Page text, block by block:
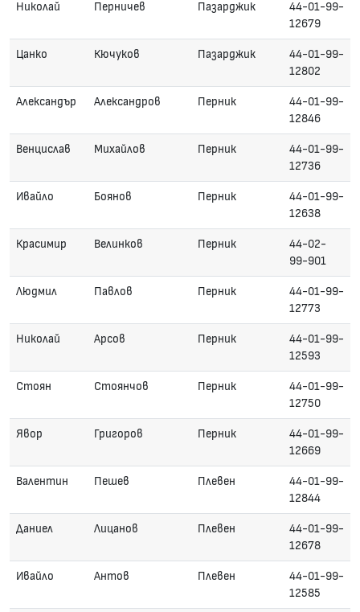
Николай Перничев Пазарджик
44-01-99-
12679
Цанко Кючуков Пазарджик
44-01-99-
12802
Александър Александров Перник
44-01-99-
12846
Венцислав Михайлов Перник
44-01-99-
12736
Ивайло Боянов Перник
44-01-99-
12638
Красимир Велинков Перник
44-02-
99-901
Людмил Павлов Перник
44-01-99-
12773
Николай Арсов Перник
44-01-99-
12593
Стоян Стоянчов Перник
44-01-99-
12750
Явор Григоров Перник
44-01-99-
12669
Валентин Пешев Плевен
44-01-99-
12844
Даниел Лицанов Плевен
44-01-99-
12678
Ивайло Антов Плевен
44-01-99-
12585